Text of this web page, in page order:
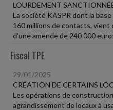
LOURDEMENT
La société KASPR dont la
160 millions de contacts, vient
d'une amende de 240 000
Fiscal TPE
29/01/2025
CRÉATION DE CERTAINS
Les opérations de
agrandissement de locaux à